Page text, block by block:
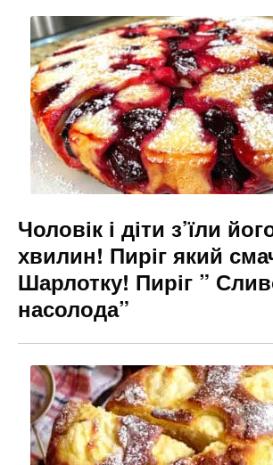
Чоловік і діти з’їли
хвилин! Пиріг який
Шарлотку! Пиріг ”
насолода”